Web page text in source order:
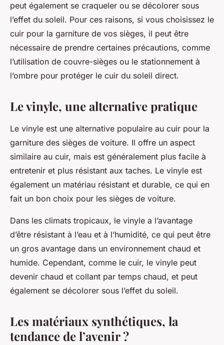
peut également se craqueler ou se décolorer sous
l’effet du soleil. Pour ces raisons, si vous choisissez le
cuir pour la garniture de vos sièges, il peut être
nécessaire de prendre certaines précautions, comme
l’utilisation de couvre-sièges ou le stationnement à
l’ombre pour protéger le cuir du soleil direct.
Le vinyle, une alternative pratique
Le vinyle est une alternative populaire au cuir pour la
garniture des sièges de voiture. Il offre un aspect
similaire au cuir, mais est généralement plus facile à
entretenir et plus résistant aux taches. Le vinyle est
également un matériau résistant et durable, ce qui en
fait un bon choix pour les sièges de voiture.
Dans les climats tropicaux, le vinyle a l’avantage
d’être résistant à l’eau et à l’humidité, ce qui peut être
un gros avantage dans un environnement chaud et
humide. Cependant, comme le cuir, le vinyle peut
devenir chaud et collant par temps chaud, et peut
également se décolorer sous l’effet du soleil.
Les matériaux synthétiques, la
tendance de l’avenir ?